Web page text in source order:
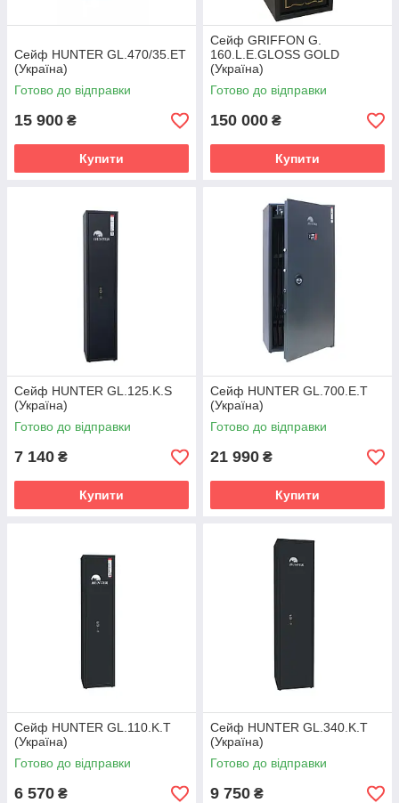
Сейф HUNTER GL.470/35.ET
(Україна)
Готово до відправки
15 900 ₴
Купити
Сейф GRIFFON G.
160.L.E.GLOSS GOLD
(Україна)
Готово до відправки
150 000 ₴
Купити
Сейф HUNTER GL.125.K.S
(Україна)
Готово до відправки
7 140 ₴
Купити
Сейф HUNTER GL.700.E.T
(Україна)
Готово до відправки
21 990 ₴
Купити
Сейф HUNTER GL.110.K.T
(Україна)
Готово до відправки
6 570 ₴
Сейф HUNTER GL.340.K.T
(Україна)
Готово до відправки
9 750 ₴